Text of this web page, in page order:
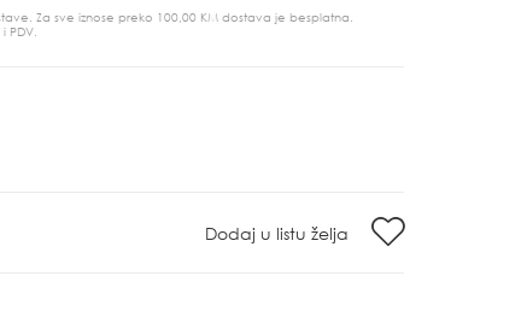
Za sve iznose preko 100,00 KM dostava je besplatna.
PDV.
Dodaj u listu želja